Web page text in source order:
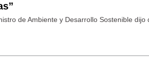
de Ambiente y Desarrollo Sostenible